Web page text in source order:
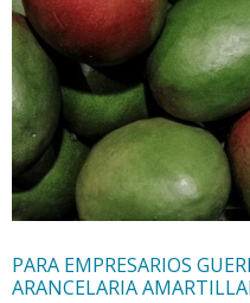
Colaboradores
Internacional
Cultura
PARA EMPRESARIOS
ARANCELARIA